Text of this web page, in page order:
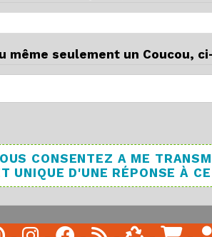
même seulement un Coucou,
CONSENTEZ A ME
UNIQUE D'UNE RÉPONSE À